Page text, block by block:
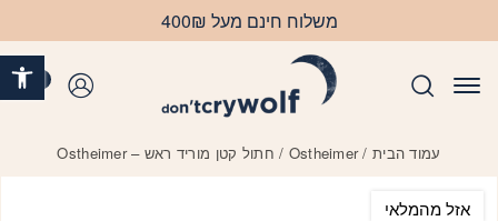
משלוח חינם מעל 400₪
עמוד הבית/
Ostheimer / חתול קטן מוריד ראש – Ostheimer
אזל מהמלאי